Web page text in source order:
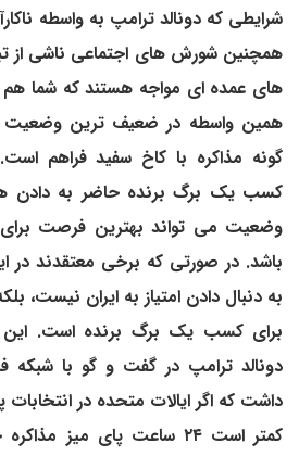
شرایطی که دونالد ترامپ به واسطه
همچنین شورش های اجتماعی ناشی از
های عمده ای مواجه هستند که شما هم
همین واسطه در ضعیف ترین وضعیت
گونه مذاکره با کاخ سفید فراهم
کسب یک برگ برنده حاضر به دادن
وضعیت می تواند بهترین فرصت برای
باشد. در صورتی که برخی معتقدند در
به دنبال دادن امتیاز به ایران نیست،
برای کسب یک برگ برنده است. این
دونالد ترامپ در گفت و گو با شبکه
داشت که اگر ایالات متحده در
کمتر است ۲۴ ساعت پای